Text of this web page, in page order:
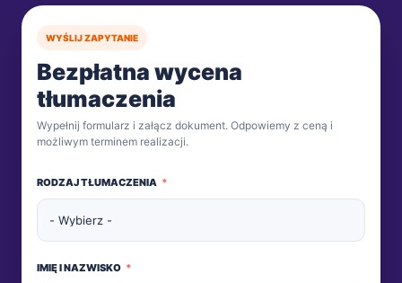
WYŚLIJ ZAPYTANIE
Bezpłatna wycena
tłumaczenia
Wypełnij formularz i załącz dokument. Odpowiemy z ceną i
możliwym terminem realizacji.
RODZAJ TŁUMACZENIA
IMIĘ I NAZWISKO